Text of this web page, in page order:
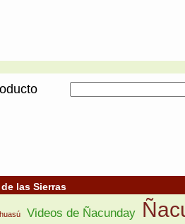
las Sierras
Videos de Ñacunday